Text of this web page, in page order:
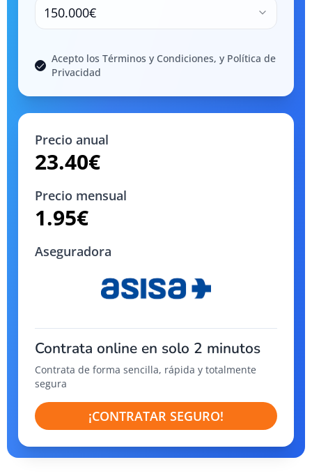
150.000€
Acepto los Términos y Condiciones, y Política de
Privacidad
Precio anual
23.40€
Precio mensual
1.95€
Aseguradora
Contrata online en solo 2 minutos
Contrata de forma sencilla, rápida y totalmente
segura
¡CONTRATAR SEGURO!